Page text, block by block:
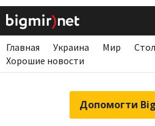
Главная Украина Мир
Хорошие новости
Допомогти